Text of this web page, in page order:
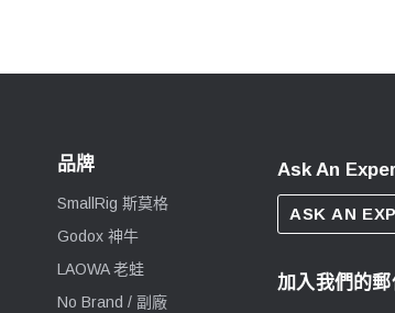
品牌
SmallRig 斯莫格
Godox 神牛
LAOWA 老蛙
No Brand / 副廠
Ask An
ASK AN
加入我們的